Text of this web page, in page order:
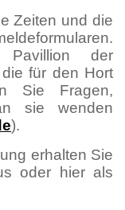
Zeiten und die
der
für den Hort
Sie Fragen,
sie wenden
).
erhalten Sie
oder hier als